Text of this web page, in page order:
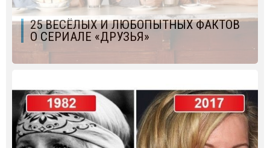
25 ВЕСЁЛЫХ И ЛЮБОПЫТНЫХ ФАКТОВ
О СЕРИАЛЕ «ДРУЗЬЯ»